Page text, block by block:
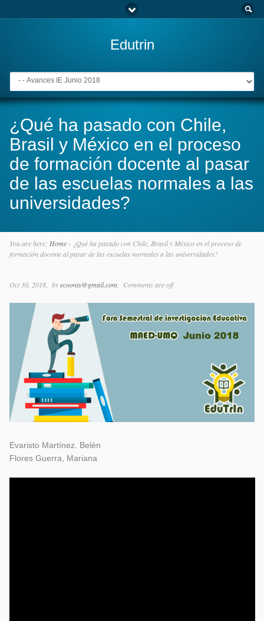
Edutrin
Go to:
¿Qué ha pasado con Chile,
Brasil y México en el proceso
de formación docente al pasar
de las escuelas normales a las
universidades?
You are here: Home› ¿Qué ha pasado con Chile, Brasil y México en el proceso de
formación docente al pasar de las escuelas normales a las universidades?
Oct 30, 2018 byecoonis@gmail.com Comments are off
Evaristo Martínez. Belén
Flores Guerra, Mariana